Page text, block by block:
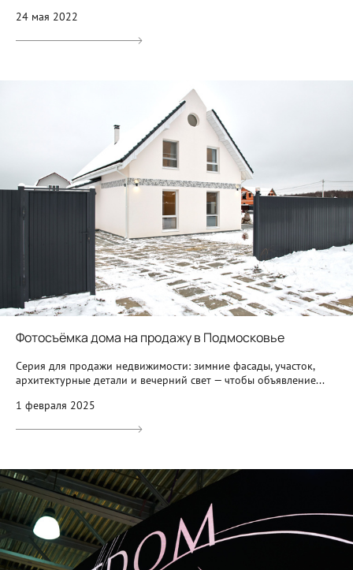
24 мая 2022
Фотосъёмка дома на продажу в Подмосковье
Серия для продажи недвижимости: зимние фасады, участок,
архитектурные детали и вечерний свет — чтобы объявление...
1 февраля 2025